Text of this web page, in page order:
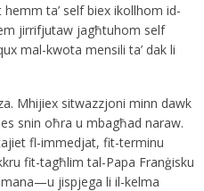
ta’ self biex ikollhom id-
jirrifjutaw jagħtuhom self
mal-kwota mensili ta’ dak li
Mhijiex sitwazzjoni minn dawk
snin oħra u mbagħad naraw.
fl-immedjat, fit-terminu
fit-tagħlim tal-Papa Franġisku
jispjega li il-kelma